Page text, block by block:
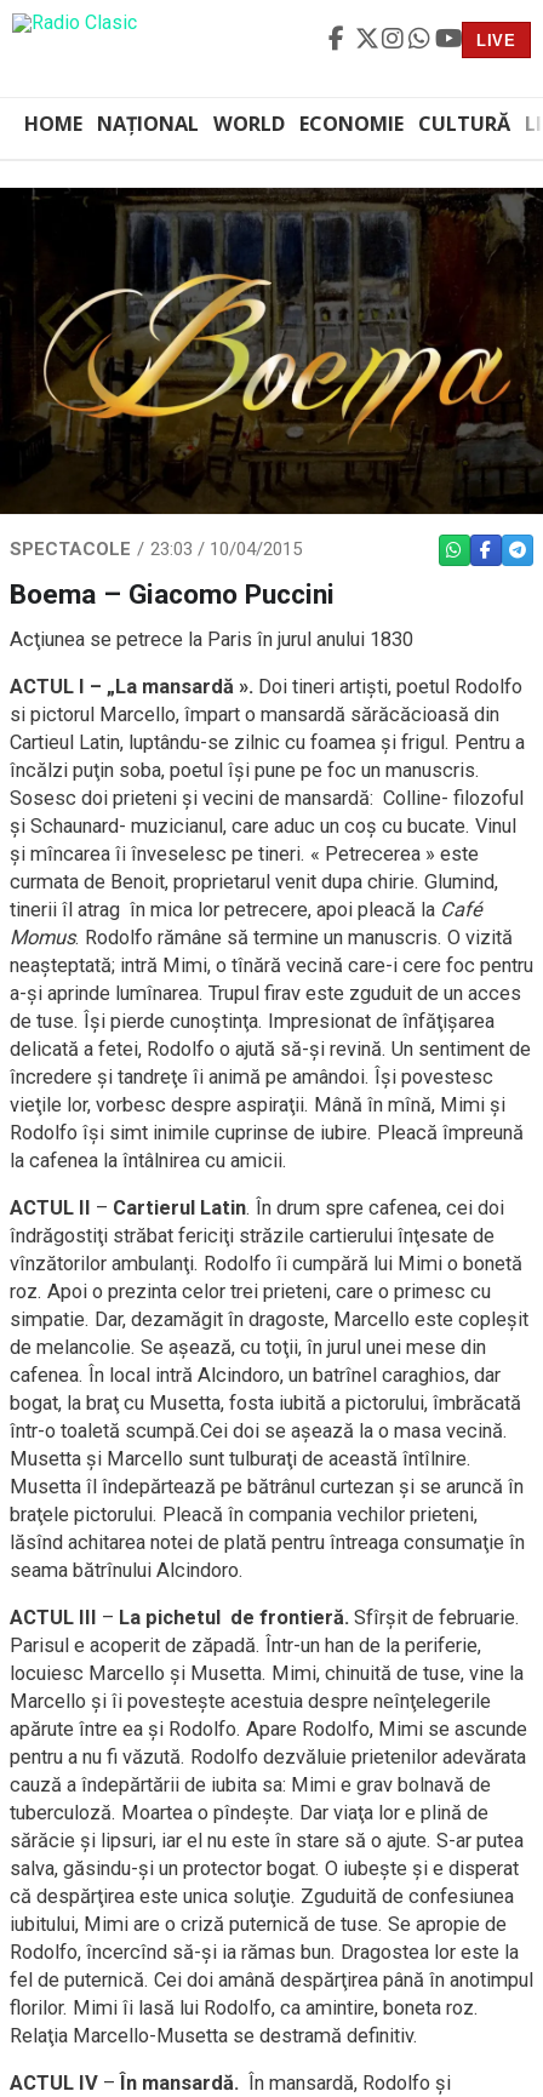
LIVE
HOME NAȚIONAL WORLD ECONOMIE CULTURĂ
SPECTACOLE 23:03 / 10/04/2015 WHATSAPP
Boema – Giacomo Puccini
Acţiunea se petrece la Paris în jurul anului 1830
ACTUL I – „La mansardă ». Doi tineri artişti, poetul Rodolfo
si pictorul Marcello, împart o mansardă sărăcăcioasă din
Cartieul Latin, luptându-se zilnic cu foamea şi frigul. Pentru a
încălzi puţin soba, poetul îşi pune pe foc un manuscris.
Sosesc doi prieteni şi vecini de mansardă: Colline- filozoful
şi Schaunard- muzicianul, care aduc un coş cu bucate. Vinul
şi mîncarea îi înveselesc pe tineri. « Petrecerea » este
curmata de Benoit, proprietarul venit dupa chirie. Glumind,
tinerii îl atrag în mica lor petrecere, apoi pleacă la Café
Momus. Rodolfo rămâne să termine un manuscris. O vizită
neaşteptată; intră Mimi, o tînără vecină care-i cere foc pentru
a-şi aprinde lumînarea. Trupul firav este zguduit de un acces
de tuse. Îşi pierde cunoştinţa. Impresionat de înfăţişarea
delicată a fetei, Rodolfo o ajută să-şi revină. Un sentiment de
încredere şi tandreţe îi animă pe amândoi. Îşi povestesc
vieţile lor, vorbesc despre aspiraţii. Mână în mînă, Mimi şi
Rodolfo îşi simt inimile cuprinse de iubire. Pleacă împreună
la cafenea la întâlnirea cu amicii.
ACTUL II – Cartierul Latin. În drum spre cafenea, cei doi
îndrăgostiţi străbat fericiţi străzile cartierului înţesate de
vînzătorilor ambulanţi. Rodolfo îi cumpără lui Mimi o bonetă
roz. Apoi o prezinta celor trei prieteni, care o primesc cu
simpatie. Dar, dezamăgit în dragoste, Marcello este copleşit
de melancolie. Se aşează, cu toţii, în jurul unei mese din
cafenea. În local intră Alcindoro, un batrînel caraghios, dar
bogat, la braţ cu Musetta, fosta iubită a pictorului, îmbrăcată
într-o toaletă scumpă.Cei doi se aşează la o masa vecină.
Musetta şi Marcello sunt tulburaţi de această întîlnire.
Musetta îl îndepărtează pe bătrânul curtezan şi se aruncă în
braţele pictorului. Pleacă în compania vechilor prieteni,
lăsînd achitarea notei de plată pentru întreaga consumaţie în
seama bătrînului Alcindoro.
ACTUL III – La pichetul de frontieră. Sfîrşit de februarie.
Parisul e acoperit de zăpadă. Într-un han de la periferie,
locuiesc Marcello şi Musetta. Mimi, chinuită de tuse, vine la
Marcello şi îi povesteşte acestuia despre neînţelegerile
apărute între ea şi Rodolfo. Apare Rodolfo, Mimi se ascunde
pentru a nu fi văzută. Rodolfo dezvăluie prietenilor adevărata
cauză a îndepărtării de iubita sa: Mimi e grav bolnavă de
tuberculoză. Moartea o pîndeşte. Dar viaţa lor e plină de
sărăcie şi lipsuri, iar el nu este în stare să o ajute. S-ar putea
salva, găsindu-şi un protector bogat. O iubeşte şi e disperat
că despărţirea este unica soluţie. Zguduită de confesiunea
iubitului, Mimi are o criză puternică de tuse. Se apropie de
Rodolfo, încercînd să-şi ia rămas bun. Dragostea lor este la
fel de puternică. Cei doi amână despărţirea până în anotimpul
florilor. Mimi îi lasă lui Rodolfo, ca amintire, boneta roz.
Relaţia Marcello-Musetta se destramă definitiv.
ACTUL IV – În mansardă. În mansardă, Rodolfo şi